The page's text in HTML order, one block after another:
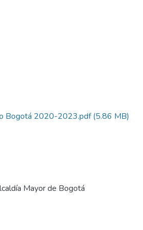
Bogotá 2020-2023.pdf(5.86 MB)
Mayor de Bogotá